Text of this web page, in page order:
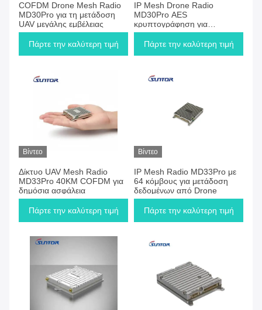
COFDM Drone Mesh Radio
MD30Pro για τη μετάδοση
UAV μεγάλης εμβέλειας
Πάρτε την καλύτερη τιμή
IP Mesh Drone Radio
MD30Pro AES
κρυπτογράφηση για
επικοινωνία UAV
Πάρτε την καλύτερη τιμή
Βίντεο
Δίκτυο UAV Mesh Radio
MD33Pro 40KM COFDM για
δημόσια ασφάλεια
Πάρτε την καλύτερη τιμή
Βίντεο
IP Mesh Radio MD33Pro με
64 κόμβους για μετάδοση
δεδομένων από Drone
Πάρτε την καλύτερη τιμή